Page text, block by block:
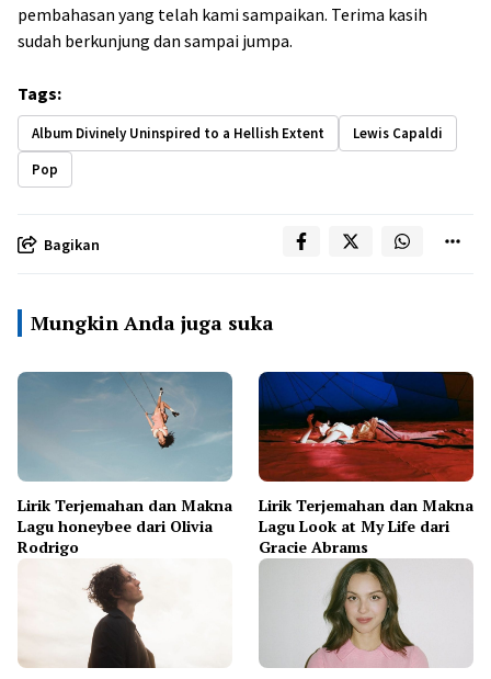
pembahasan yang telah kami sampaikan. Terima kasih
sudah berkunjung dan sampai jumpa.
Tags:
Album Divinely Uninspired to a Hellish Extent
Lewis Capaldi
Pop
Bagikan
Mungkin Anda juga suka
Lirik Terjemahan dan Makna
Lagu honeybee dari Olivia
Rodrigo
Lirik Terjemahan dan Makna
Lagu Look at My Life dari
Gracie Abrams